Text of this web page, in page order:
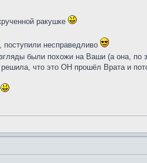
ракушке
несправедливо
были похожи на Ваши (а она, по
что это ОН прошёл Врата и